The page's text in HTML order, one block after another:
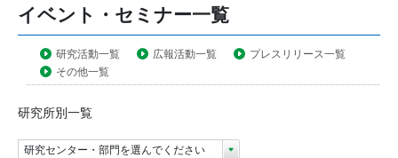
イベント・セミナー一覧
研究活動一覧 広報活動一覧
プレスリリース一覧
その他一覧
研究所別一覧
研究センター・部門を選んでください